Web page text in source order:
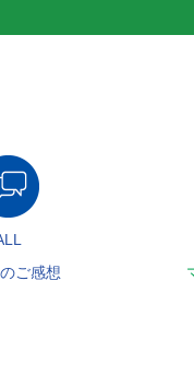
ご感想